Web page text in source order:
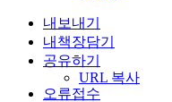
내보내기
내책장담기
공유하기
URL 복사
오류접수